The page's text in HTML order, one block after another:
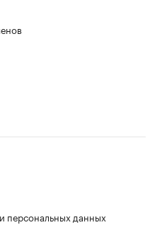
персональных данных